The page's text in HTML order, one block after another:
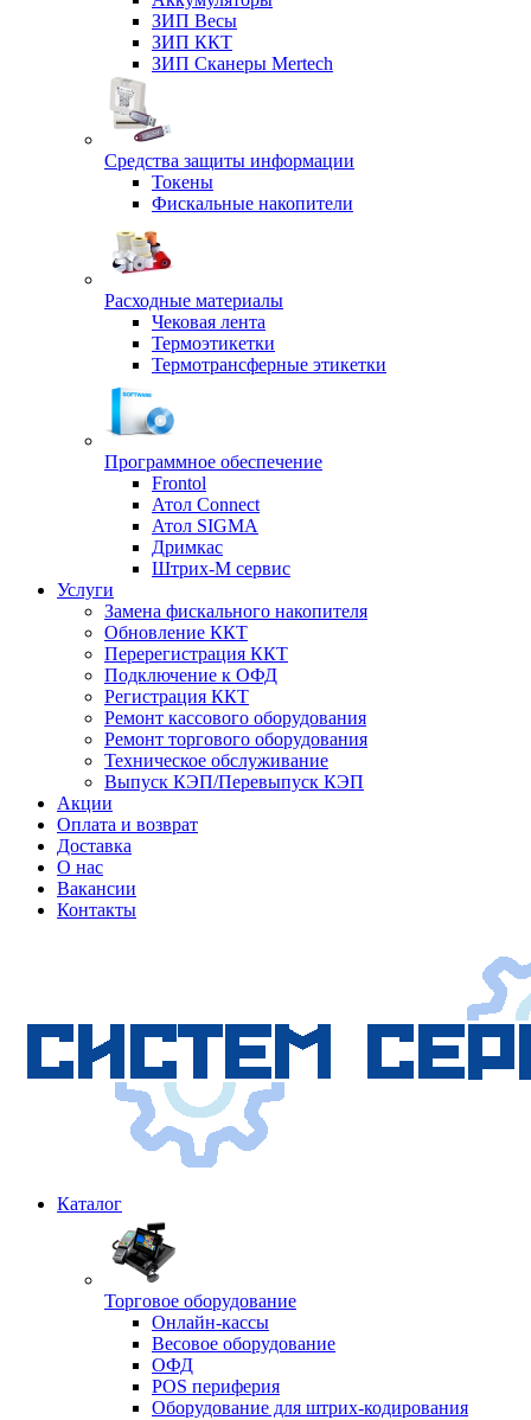
ЗИП Весы
ЗИП ККТ
ЗИП Сканеры Mertech
Средства защиты информации
Токены
Фискальные накопители
Расходные материалы
Чековая лента
Термоэтикетки
Термотрансферные этикетки
Программное обеспечение
Frontol
Атол Connect
Атол SIGMA
Дримкас
Штрих-М сервис
Услуги
Замена фискального накопителя
Обновление ККТ
Перерегистрация ККТ
Подключение к ОФД
Регистрация ККТ
Ремонт кассового оборудования
Ремонт торгового оборудования
Техническое обслуживание
Выпуск КЭП/Перевыпуск КЭП
Акции
Оплата и возврат
Доставка
О нас
Вакансии
Контакты
Каталог
Торговое оборудование
Онлайн-кассы
Весовое оборудование
ОФД
POS периферия
Оборудование для штрих-кодирования